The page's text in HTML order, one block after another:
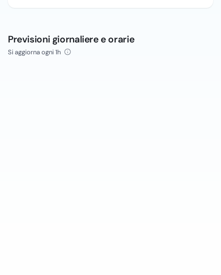
Previsioni giornaliere e orarie
Si aggiorna ogni 1h